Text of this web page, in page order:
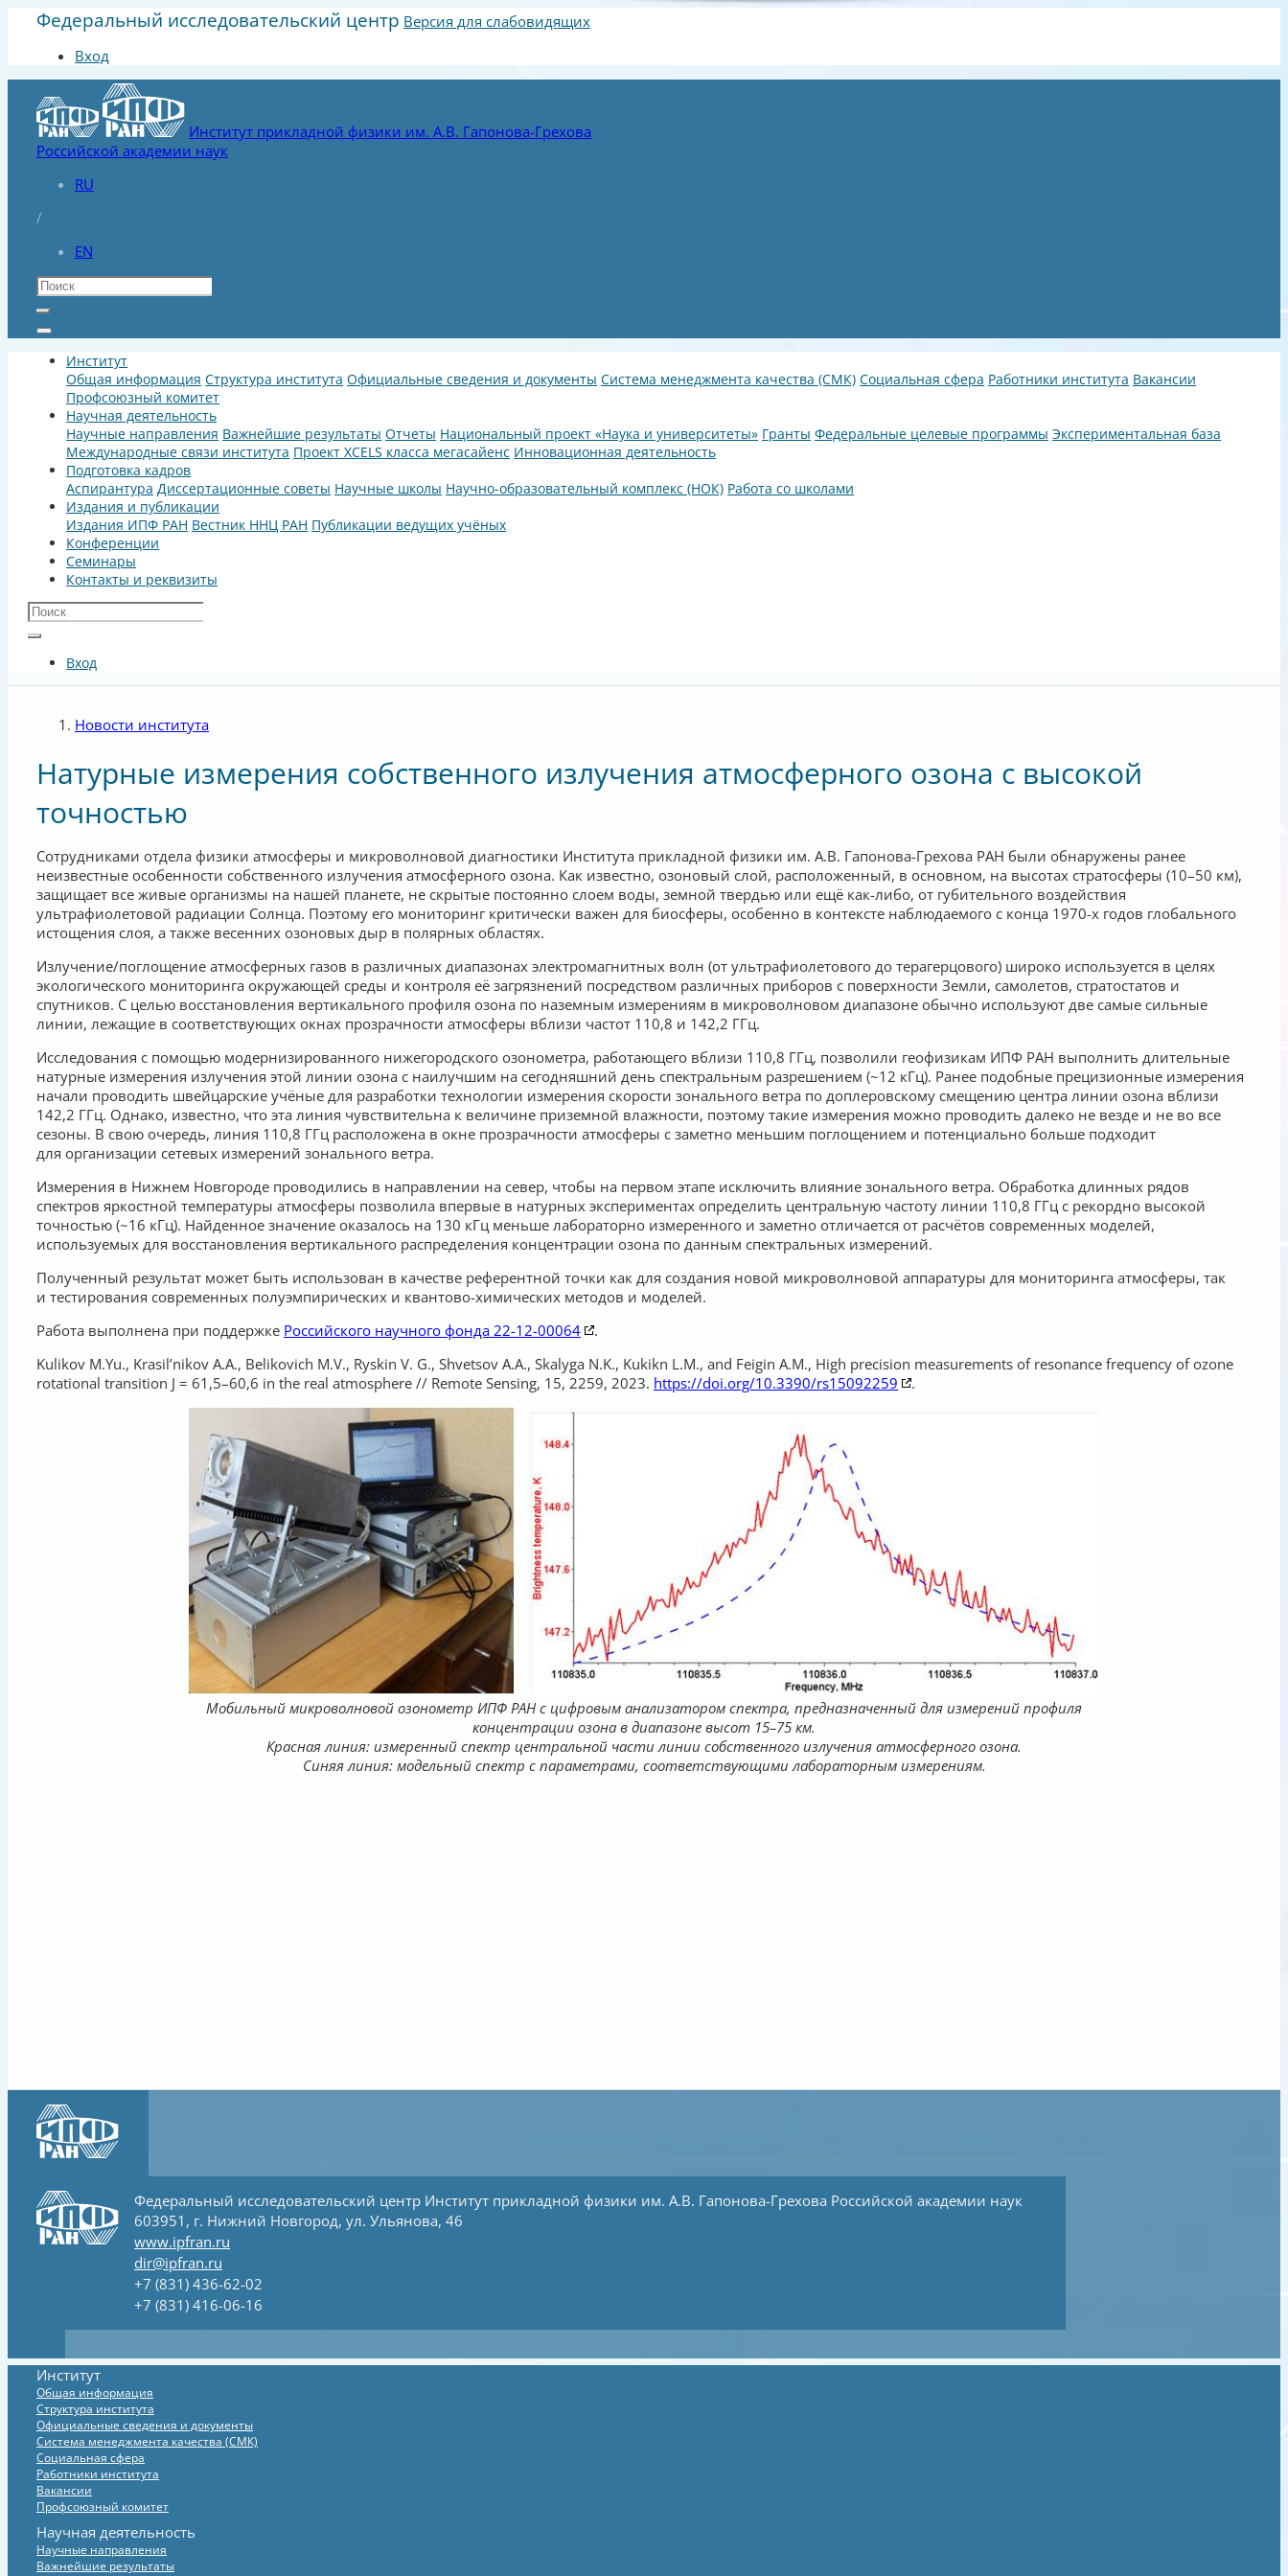
Федеральный исследовательский центр Версия для слабовидящих
Вход
Институт прикладной физики им. А.В. Гапонова-Грехова
Российской академии наук
RU
/
EN
Институт
Общая информация Структура института Официальные сведения и документы Система менеджмента качества (СМК) Социальная сфера Работники института Вакансии
Профсоюзный комитет
Научная деятельность
Научные направления Важнейшие результаты Отчеты Национальный проект «Наука и университеты» Гранты Федеральные целевые программы Экспериментальная база
Международные связи института Проект XCELS класса мегасайенс Инновационная деятельность
Подготовка кадров
Аспирантура Диссертационные советы Научные школы Научно-образовательный комплекс (НОК) Работа со школами
Издания и публикации
Издания ИПФ РАН Вестник ННЦ РАН Публикации ведущих учёных
Конференции
Семинары
Контакты и реквизиты
Вход
Новости института
Натурные измерения собственного излучения атмосферного озона с высокой
точностью
Сотрудниками отдела физики атмосферы и микроволновой диагностики Института прикладной физики им. А.В. Гапонова-Грехова РАН были обнаружены ранее
неизвестные особенности собственного излучения атмосферного озона. Как известно, озоновый слой, расположенный, в основном, на высотах стратосферы (10–50 км),
защищает все живые организмы на нашей планете, не скрытые постоянно слоем воды, земной твердью или ещё как-либо, от губительного воздействия
ультрафиолетовой радиации Солнца. Поэтому его мониторинг критически важен для биосферы, особенно в контексте наблюдаемого с конца 1970-х годов глобального
истощения слоя, а также весенних озоновых дыр в полярных областях.
Излучение/поглощение атмосферных газов в различных диапазонах электромагнитных волн (от ультрафиолетового до терагерцового) широко используется в целях
экологического мониторинга окружающей среды и контроля её загрязнений посредством различных приборов с поверхности Земли, самолетов, стратостатов и
спутников. С целью восстановления вертикального профиля озона по наземным измерениям в микроволновом диапазоне обычно используют две самые сильные
линии, лежащие в соответствующих окнах прозрачности атмосферы вблизи частот 110,8 и 142,2 ГГц.
Исследования с помощью модернизированного нижегородского озонометра, работающего вблизи 110,8 ГГц, позволили геофизикам ИПФ РАН выполнить длительные
натурные измерения излучения этой линии озона с наилучшим на сегодняшний день спектральным разрешением (~12 кГц). Ранее подобные прецизионные измерения
начали проводить швейцарские учёные для разработки технологии измерения скорости зонального ветра по доплеровскому смещению центра линии озона вблизи
142,2 ГГц. Однако, известно, что эта линия чувствительна к величине приземной влажности, поэтому такие измерения можно проводить далеко не везде и не во все
сезоны. В свою очередь, линия 110,8 ГГц расположена в окне прозрачности атмосферы с заметно меньшим поглощением и потенциально больше подходит
для организации сетевых измерений зонального ветра.
Измерения в Нижнем Новгороде проводились в направлении на север, чтобы на первом этапе исключить влияние зонального ветра. Обработка длинных рядов
спектров яркостной температуры атмосферы позволила впервые в натурных экспериментах определить центральную частоту линии 110,8 ГГц с рекордно высокой
точностью (~16 кГц). Найденное значение оказалось на 130 кГц меньше лабораторно измеренного и заметно отличается от расчётов современных моделей,
используемых для восстановления вертикального распределения концентрации озона по данным спектральных измерений.
Полученный результат может быть использован в качестве референтной точки как для создания новой микроволновой аппаратуры для мониторинга атмосферы, так
и тестирования современных полуэмпирических и квантово-химических методов и моделей.
Работа выполнена при поддержке Российского научного фонда 22-12-00064
.
Kulikov M.Yu., Krasil’nikov A.A., Belikovich M.V., Ryskin V. G., Shvetsov A.A., Skalyga N.K., Kukikn L.M., and Feigin A.M., High precision measurements of resonance frequency of ozone
rotational transition J = 61,5–60,6 in the real atmosphere // Remote Sensing, 15, 2259, 2023. https://doi.org/10.3390/rs15092259 .
Мобильный микроволновой озонометр ИПФ РАН с цифровым анализатором спектра, предназначенный для измерений профиля
концентрации озона в диапазоне высот 15–75 км.
Красная линия: измеренный спектр центральной части линии собственного излучения атмосферного озона.
Синяя линия: модельный спектр с параметрами, соответствующими лабораторным измерениям.
Федеральный исследовательский центр Институт прикладной физики им. А.В. Гапонова-Грехова Российской академии наук
603951, г. Нижний Новгород, ул. Ульянова, 46
www.ipfran.ru
dir@ipfran.ru
+7 (831) 436-62-02
+7 (831) 416-06-16
Институт
Общая информация
Структура института
Официальные сведения и документы
Система менеджмента качества (СМК)
Социальная сфера
Работники института
Вакансии
Профсоюзный комитет
Научная деятельность
Научные направления
Важнейшие результаты